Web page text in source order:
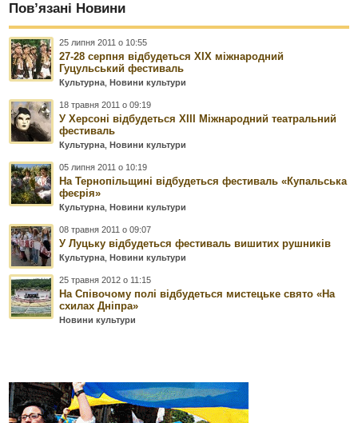
Пов’язані Новини
25 липня 2011 о 10:55
27-28 серпня відбудеться XIX міжнародний
Гуцульський фестиваль
Культурна ,Новини культури
18 травня 2011 о 09:19
У Херсоні відбудеться XIII Міжнародний театральний
фестиваль
Культурна ,Новини культури
05 липня 2011 о 10:19
На Тернопільщині відбудеться фестиваль «Купальська
феєрія»
Культурна ,Новини культури
08 травня 2011 о 09:07
У Луцьку відбудеться фестиваль вишитих рушників
Культурна ,Новини культури
25 травня 2012 о 11:15
На Співочому полі відбудеться мистецьке свято «На
схилах Дніпра»
Новини культури